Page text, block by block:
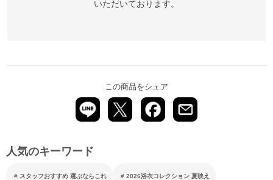
いただいております。
この商品をシェア
人気のキーワード
スタッフおすすめ 選ぶならこれ 2026浴衣コレクション 夏映え